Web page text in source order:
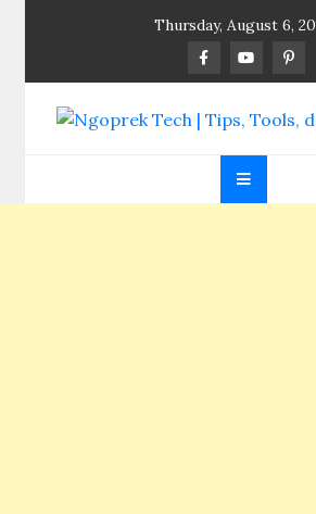
Thursday, August 6,
Ngoprek
Tools, dan